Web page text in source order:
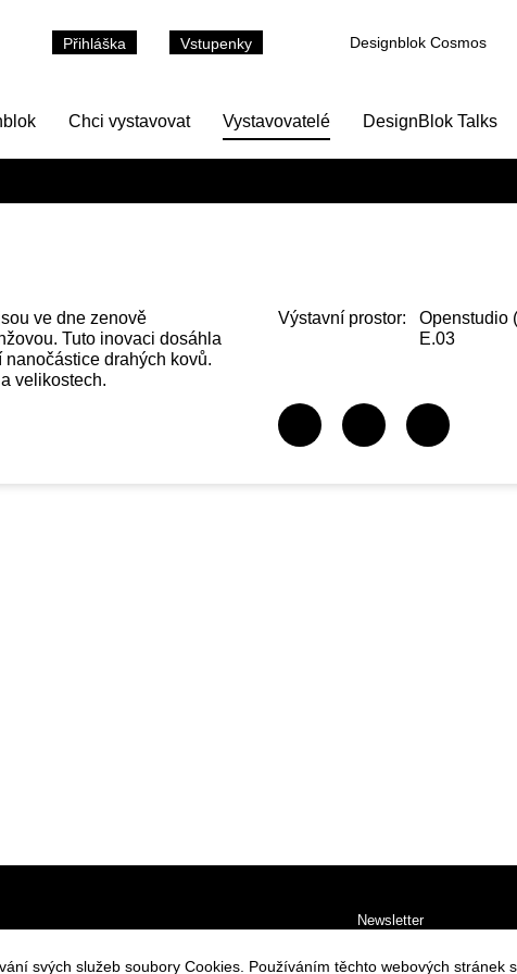
Přihláška Vstupenky Designblok Cosmos
Chci vystavovat Vystavovatelé DesignBlok Talks
ve dne zenově
Tuto inovaci dosáhla
drahých kovů.
velikostech.
Výstavní prostor:
Openstudio
E.03
Newsletter
svých služeb soubory Cookies. Používáním těchto webových stránek